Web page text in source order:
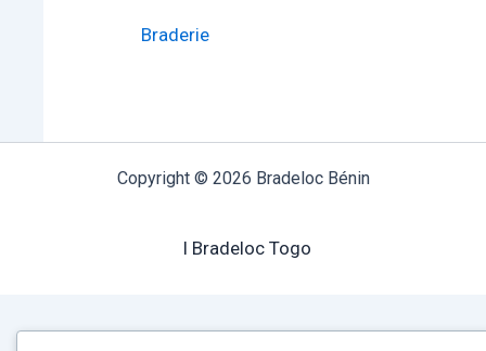
Braderie
Copyright © 2026 Bradeloc Bénin
I Bradeloc Togo